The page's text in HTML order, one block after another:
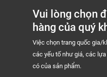
Vui lòng chọn
hàng của quý
Việc chọn trang quốc gia/
các yếu tố như giá, các
có của sản phẩm.